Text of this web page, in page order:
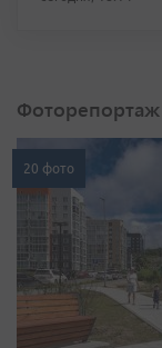
Фоторепортаж
20 фото